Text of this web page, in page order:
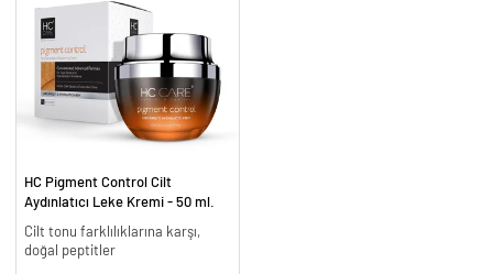
HC Pigment Control Cilt
Aydınlatıcı Leke Kremi - 50 ml.
Cilt tonu farklılıklarına karşı,
doğal peptitler